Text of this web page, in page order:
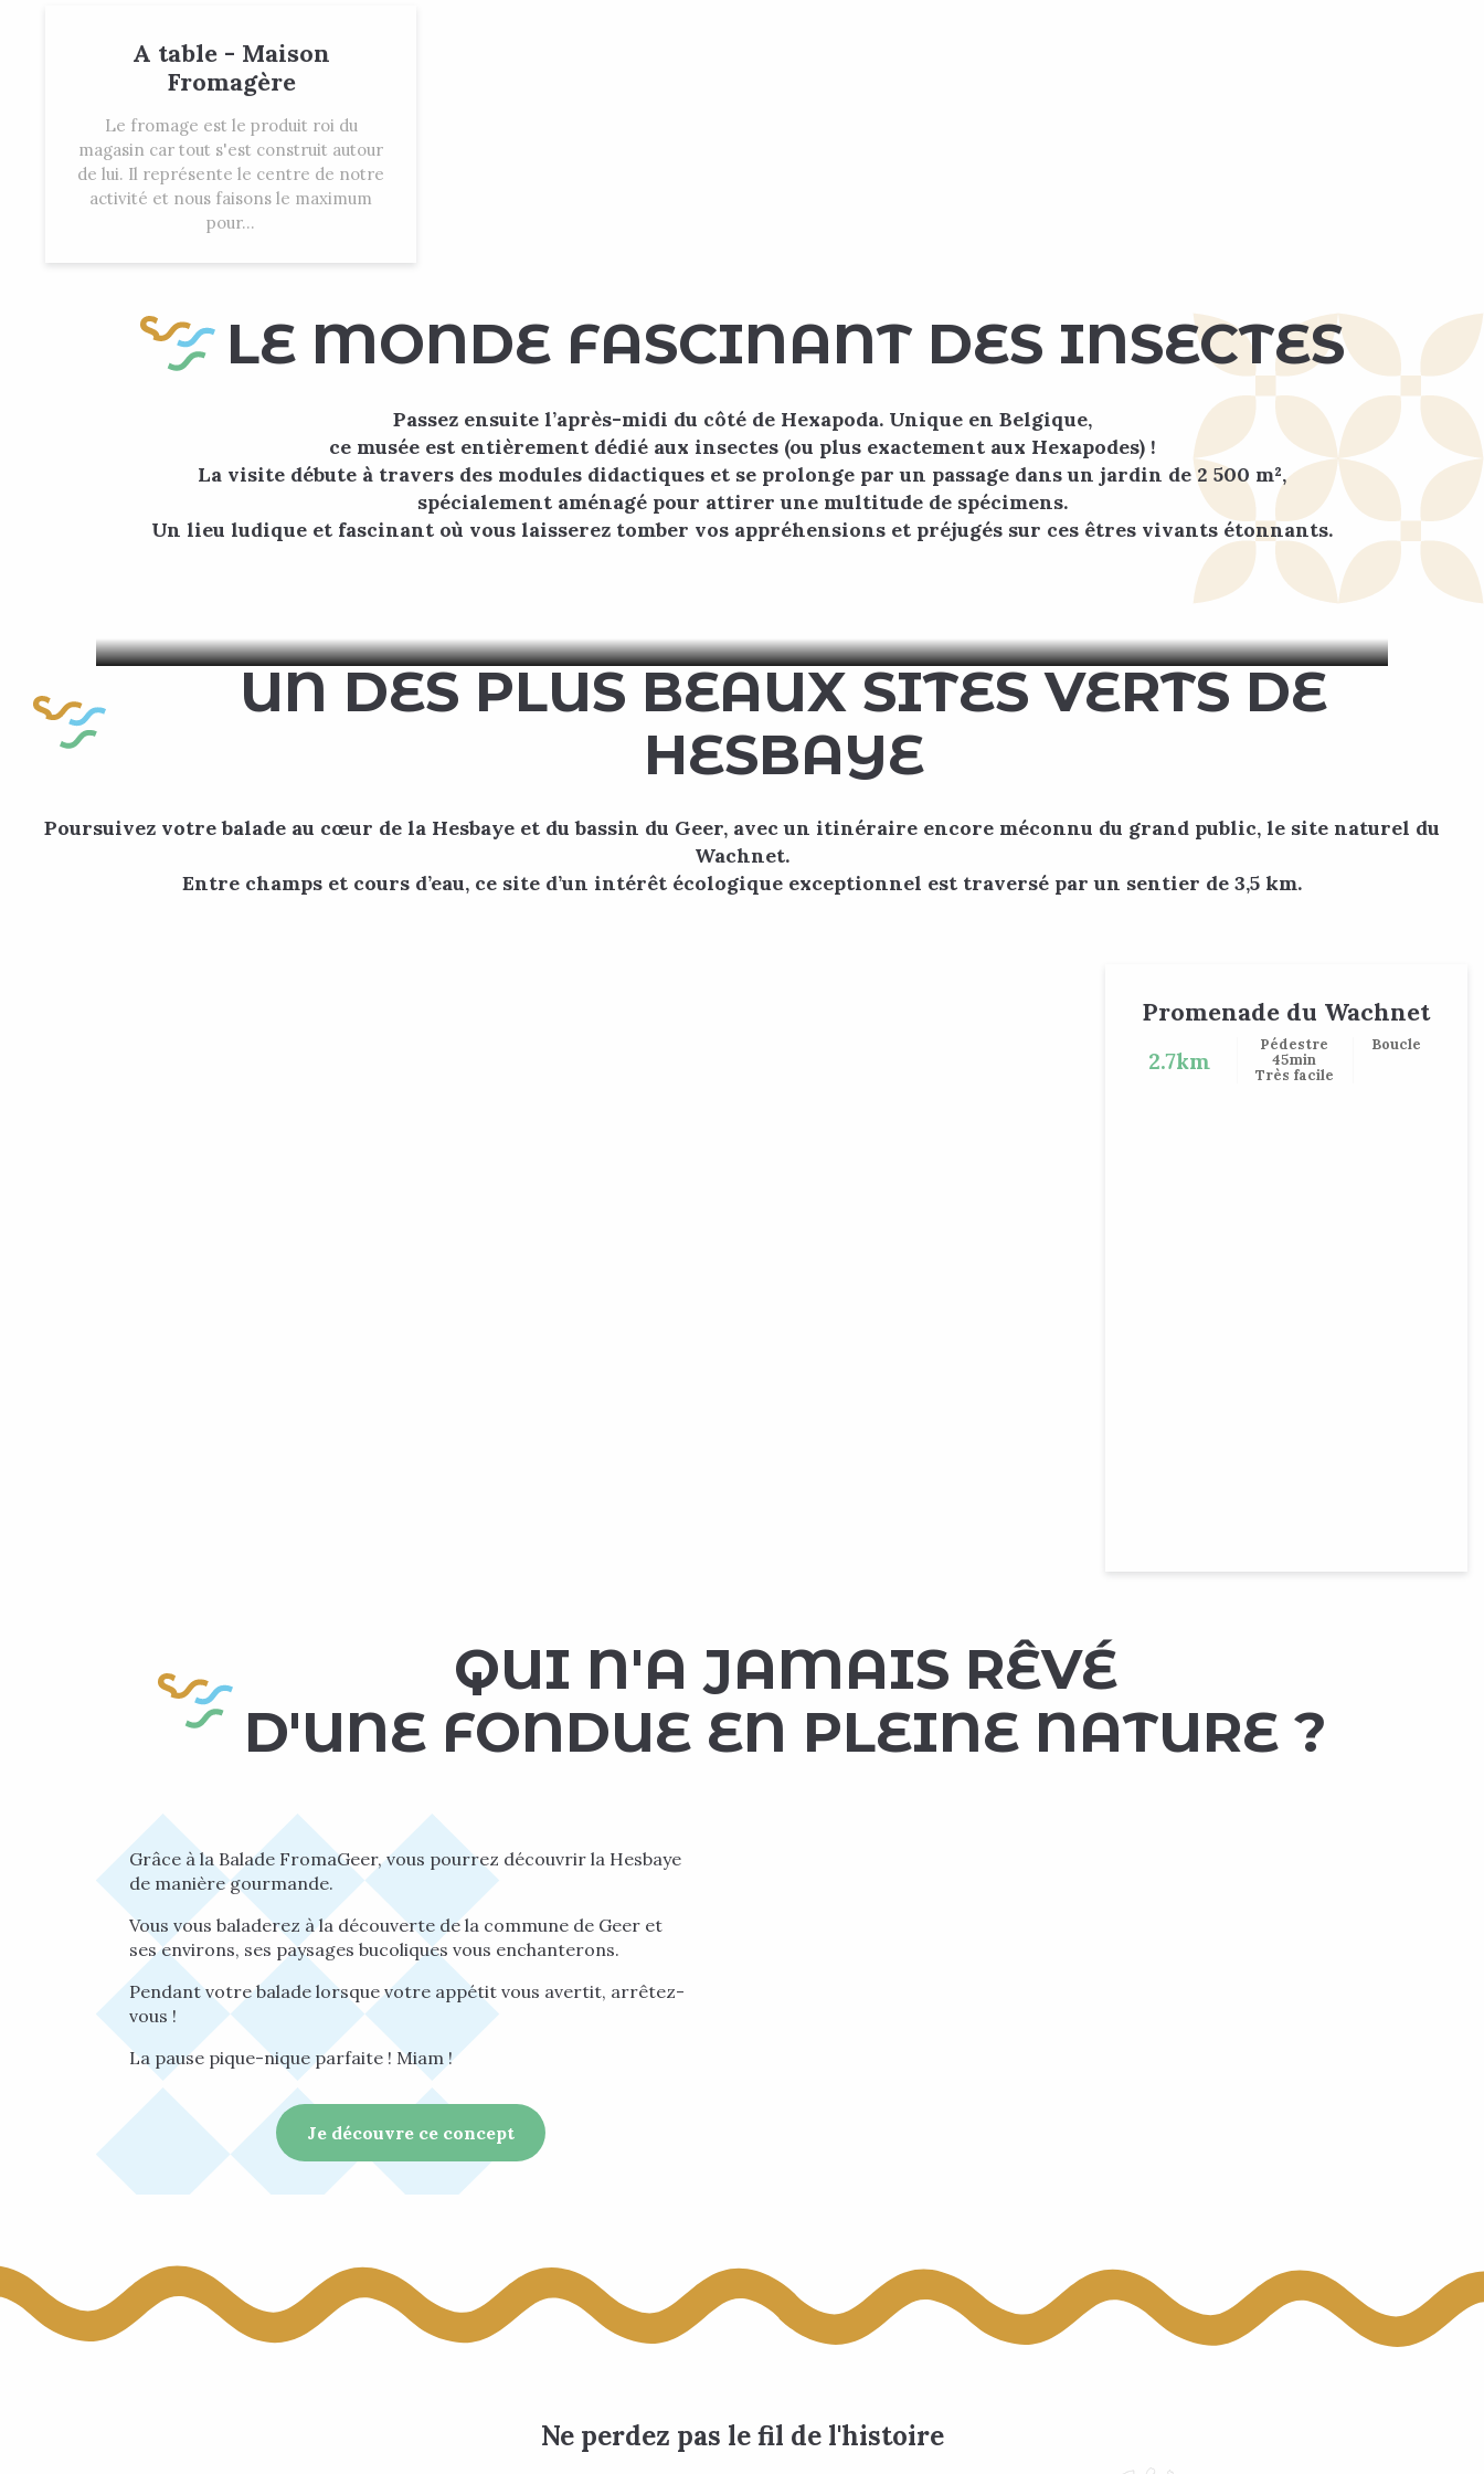
A table - Maison
Fromagère
Le fromage est le produit roi du
magasin car tout s'est construit autour
de lui. Il représente le centre de notre
activité et nous faisons le maximum
pour...
LE MONDE FASCINANT DES INSECTES
Passez ensuite l’après-midi du côté de Hexapoda. Unique en Belgique,
ce musée est entièrement dédié aux insectes (ou plus exactement aux Hexapodes) !
La visite débute à travers des modules didactiques et se prolonge par un passage dans un jardin de 2 500 m²,
spécialement aménagé pour attirer une multitude de spécimens.
Un lieu ludique et fascinant où vous laisserez tomber vos appréhensions et préjugés sur ces êtres vivants étonnants.
Rencontre avec l’infiniment petit
LIRE LA SUITE
UN DES PLUS BEAUX SITES VERTS DE
HESBAYE
Poursuivez votre balade au cœur de la Hesbaye et du bassin du Geer, avec un itinéraire encore méconnu du grand public, le site naturel du
Wachnet.
Entre champs et cours d’eau, ce site d’un intérêt écologique exceptionnel est traversé par un sentier de 3,5 km.
Promenade du Wachnet
2.7km
Pédestre
45min
Très facile
Boucle
QUI N'A JAMAIS RÊVÉ
D'UNE FONDUE EN PLEINE NATURE ?
Grâce à la Balade FromaGeer, vous pourrez découvrir la Hesbaye
de manière gourmande.
Vous vous baladerez à la découverte de la commune de Geer et
ses environs, ses paysages bucoliques vous enchanterons.
Pendant votre balade lorsque votre appétit vous avertit, arrêtez-
vous !
La pause pique-nique parfaite ! Miam !
Je découvre ce concept
Ne perdez pas le fil de l'histoire